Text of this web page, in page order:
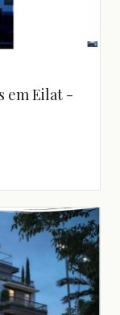
em Eilat -